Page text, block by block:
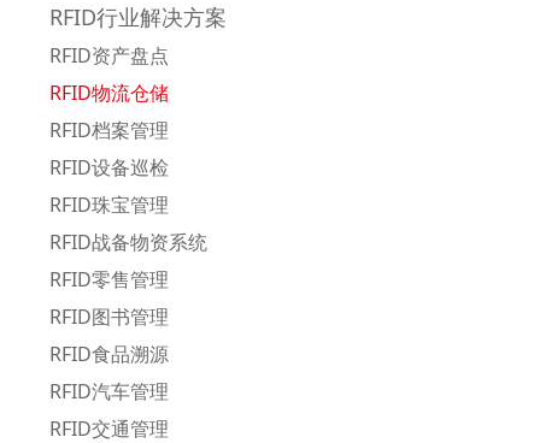
RFID行业解决方案
RFID资产盘点
RFID物流仓储
RFID档案管理
RFID设备巡检
RFID珠宝管理
RFID战备物资系统
RFID零售管理
RFID图书管理
RFID食品溯源
RFID汽车管理
RFID交通管理